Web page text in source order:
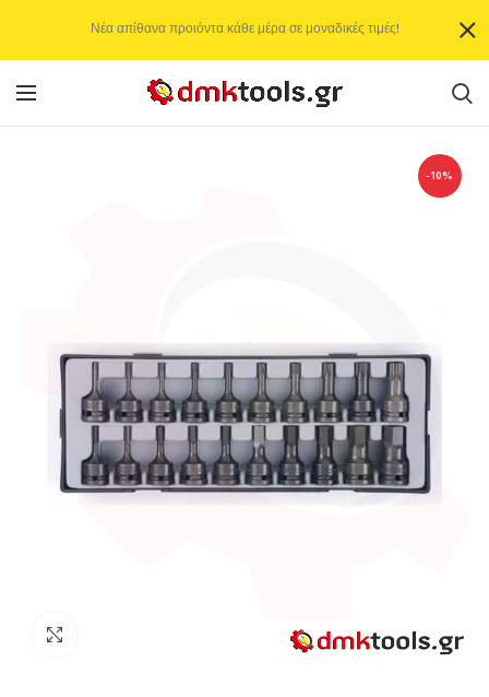
-10%
Νέα απίθανα προιόντα κάθε μέρα σε μοναδικές τιμές!